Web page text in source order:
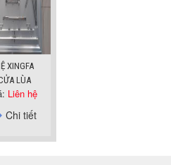
XINGFA
LÙA
Liên hệ
Chi tiết